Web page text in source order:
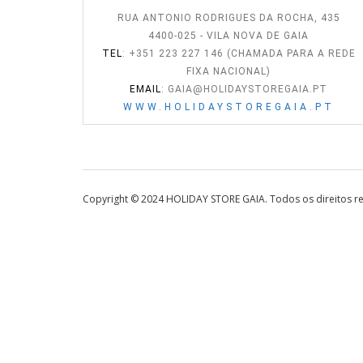
RUA ANTONIO RODRIGUES DA ROCHA, 435
4400-025 - VILA NOVA DE GAIA
TEL: +351 223 227 146 (CHAMADA PARA A REDE
FIXA NACIONAL)
EMAIL: GAIA@HOLIDAYSTOREGAIA.PT
WWW.HOLIDAYSTOREGAIA.PT
Copyright © 2024 HOLIDAY STORE GAIA. Todos os direitos